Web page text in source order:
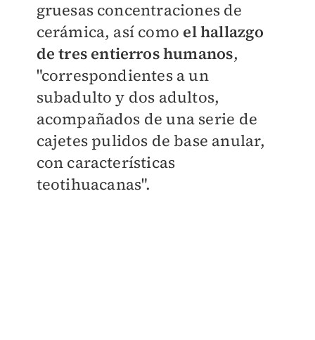
gruesas concentraciones de
cerámica, así como el hallazgo
de tres entierros humanos,
"correspondientes a un
subadulto y dos adultos,
acompañados de una serie de
cajetes pulidos de base anular,
con características
teotihuacanas".